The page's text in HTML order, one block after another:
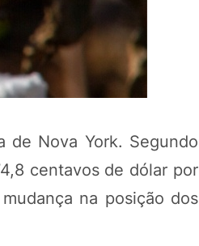
de Nova York. Segundo
centavos de dólar por
na posição dos